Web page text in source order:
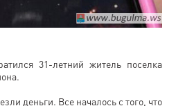
31-летний житель поселка
деньги. Все началось с того, что